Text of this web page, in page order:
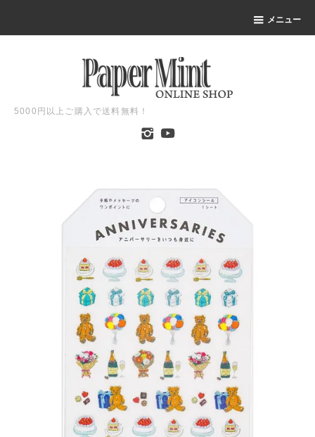
メニュー
5000円以上ご購入で送料無料！